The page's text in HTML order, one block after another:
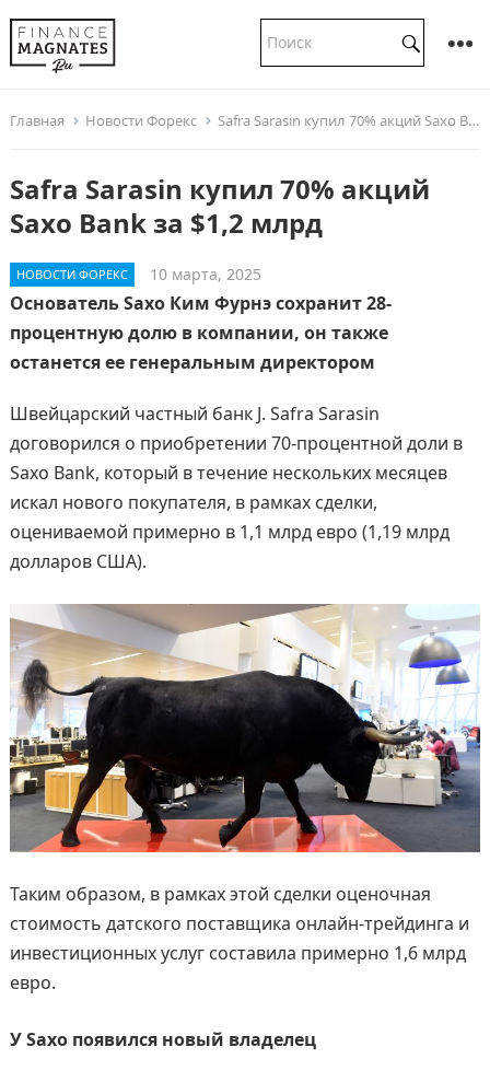
Главная Новости Форекс Safra Sarasin купил 70% акций Saxo Bank за $1,2 млрд
Safra Sarasin купил 70% акций
Saxo Bank за $1,2 млрд
НОВОСТИ ФОРЕКС 10 марта, 2025
Основатель Saxo Ким Фурнэ сохранит 28-
процентную долю в компании, он также
останется ее генеральным директором
Швейцарский частный банк J. Safra Sarasin
договорился о приобретении 70-процентной доли в
Saxo Bank, который в течение нескольких месяцев
искал нового покупателя, в рамках сделки,
оцениваемой примерно в 1,1 млрд евро (1,19 млрд
долларов США).
Таким образом, в рамках этой сделки оценочная
стоимость датского поставщика онлайн-трейдинга и
инвестиционных услуг составила примерно 1,6 млрд
евро.
У Saxo появился новый владелец